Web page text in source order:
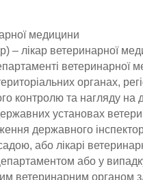
медицини
– лікар ветеринарної
ветеринарної
органах,
контролю та нагляду
установах
державного
або лікарі
або у
ветеринарним органом